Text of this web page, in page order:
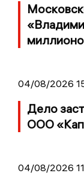
04/08/2026
Дело
ООО
04/08/2026